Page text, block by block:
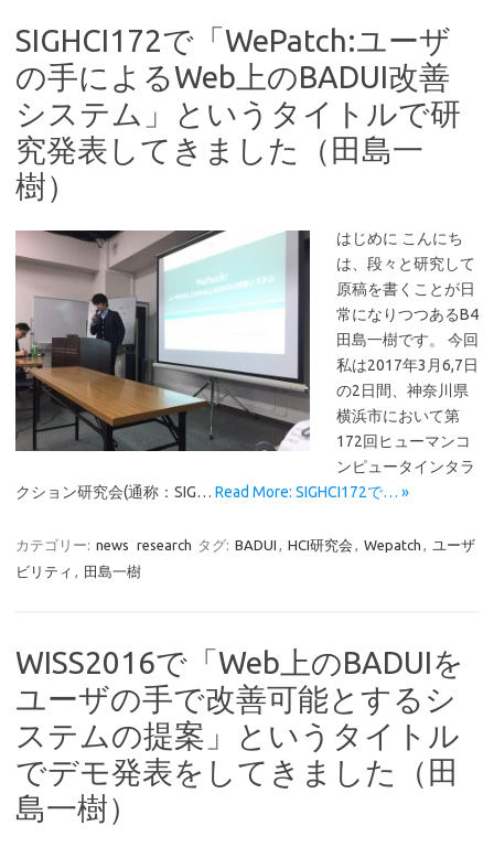
SIGHCI172で「WePatch:ユーザ
の手によるWeb上のBADUI改善
システム」というタイトルで研
究発表してきました（田島一
樹）
はじめに こんにち
は、段々と研究して
原稿を書くことが日
常になりつつあるB4
田島一樹です。 今回
私は2017年3月6,7日
の2日間、神奈川県
横浜市において第
172回ヒューマンコ
ンピュータインタラ
クション研究会(通称：SIG… Read More: SIGHCI172で… »
カテゴリー: news research タグ: BADUI , HCI研究会 , Wepatch , ユーザ
ビリティ , 田島一樹
WISS2016で「Web上のBADUIを
ユーザの手で改善可能とするシ
ステムの提案」というタイトル
でデモ発表をしてきました（田
島一樹）